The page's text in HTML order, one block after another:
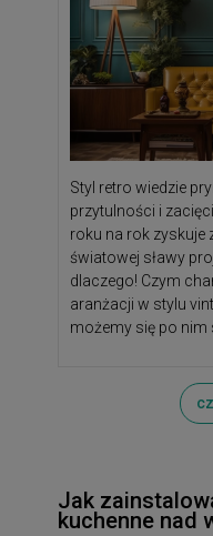
Styl retro wiedzie
przytulności i
roku na rok zyskuje
światowej sławy
dlaczego! Czym
aranżacji w stylu
możemy się po nim
Jak
kuchenne nad